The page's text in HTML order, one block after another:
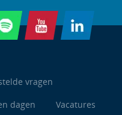
vragen
dagen Vacatures